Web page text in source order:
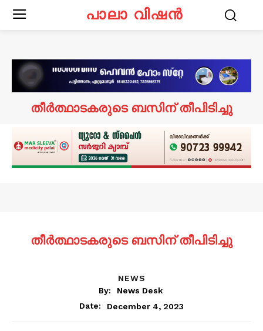
പാലാ വിഷൻ
തീർത്ഥാടകരുടെ ബസിന് തീപിടിച്ചു
തീർത്ഥാടകരുടെ ബസിന് തീപിടിച്ചു
NEWS
By:
News Desk
Date:
December 4, 2023